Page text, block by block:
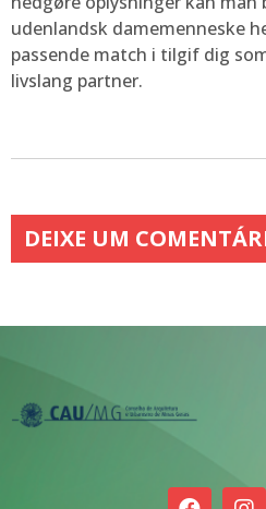
udenlandsk damemenneske
passende match i tilgif dig
livslang partner.
DEIXE UM